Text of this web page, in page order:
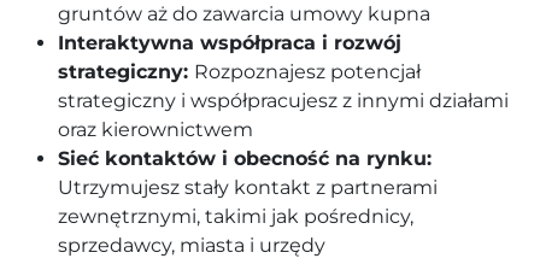
gruntów aż do zawarcia umowy kupna
Interaktywna współpraca i rozwój
strategiczny: Rozpoznajesz potencjał
strategiczny i współpracujesz z innymi działami
oraz kierownictwem
Sieć kontaktów i obecność na rynku:
Utrzymujesz stały kontakt z partnerami
zewnętrznymi, takimi jak pośrednicy,
sprzedawcy, miasta i urzędy